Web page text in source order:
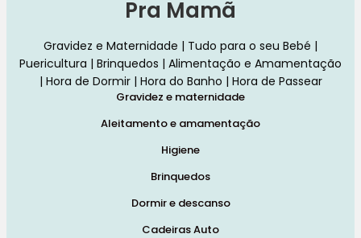
Pra Mamã
Gravidez e Maternidade | Tudo para o seu Bebé |
Puericultura | Brinquedos | Alimentação e Amamentação
| Hora de Dormir | Hora do Banho | Hora de Passear
Gravidez e maternidade
Aleitamento e amamentação
Higiene
Brinquedos
Dormir e descanso
Cadeiras Auto